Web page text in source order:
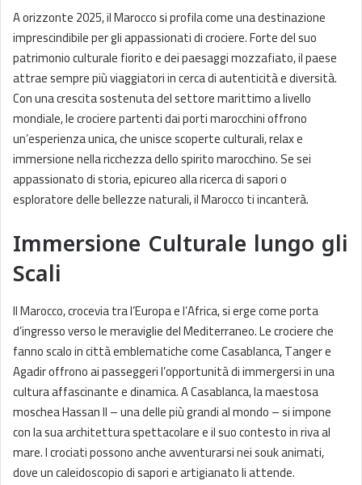
A orizzonte 2025, il Marocco si profila come una destinazione
imprescindibile per gli appassionati di crociere. Forte del suo
patrimonio culturale fiorito e dei paesaggi mozzafiato, il paese
attrae sempre più viaggiatori in cerca di autenticità e diversità.
Con una crescita sostenuta del settore marittimo a livello
mondiale, le crociere partenti dai porti marocchini offrono
un’esperienza unica, che unisce scoperte culturali, relax e
immersione nella ricchezza dello spirito marocchino. Se sei
appassionato di storia, epicureo alla ricerca di sapori o
esploratore delle bellezze naturali, il Marocco ti incanterà.
Immersione Culturale lungo gli
Scali
Il Marocco, crocevia tra l’Europa e l’Africa, si erge come porta
d’ingresso verso le meraviglie del Mediterraneo. Le crociere che
fanno scalo in città emblematiche come Casablanca, Tanger e
Agadir offrono ai passeggeri l’opportunità di immergersi in una
cultura affascinante e dinamica. A Casablanca, la maestosa
moschea Hassan II – una delle più grandi al mondo – si impone
con la sua architettura spettacolare e il suo contesto in riva al
mare. I crociati possono anche avventurarsi nei souk animati,
dove un caleidoscopio di sapori e artigianato li attende.